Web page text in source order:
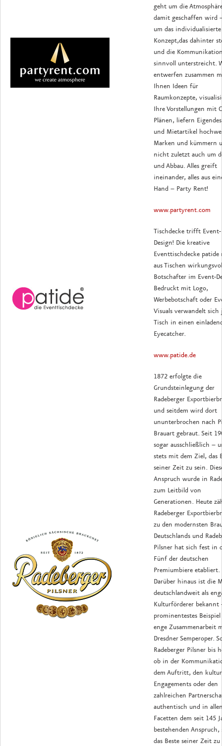
geht um die
damit geschaffen wird
um das individualisierte
Konzept,das dahinter
und die
sinnvoll unterstreicht.
entwerfen zusammen
Ihnen Ideen für
Raumkonzepte,
Ihre Vorstellungen mit
Plänen, liefern
und Mietartikel
Marken und kümmern
nicht zuletzt auch um
und Abbau. Alles greift
ineinander, alles aus
Hand – Party Rent!
www.partyrent.com
Tischdecke trifft Event-
Design! Die kreative
Eventtischdecke patide
aus Tischen
Botschafter im Event-
Bedruckt mit Logo,
Werbebotschaft oder
Visuals verwandelt sich
Tisch in einen
Eyecatcher.
www.patide.de
1872 erfolgte die
Grundsteinlegung der
Radeberger
und seitdem wird dort
ununterbrochen nach
Brauart gebraut. Seit
sogar ausschließlich –
stets mit dem Ziel, das
seiner Zeit zu sein.
Anspruch wurde in
zum Leitbild von
Generationen. Heute
Radeberger
zu den modernsten
Deutschlands und
Pilsner hat sich fest in
Fünf der deutschen
Premiumbiere etabliert.
Darüber hinaus ist die
deutschlandweit als
Kulturförderer bekannt
prominentestes
enge Zusammenarbeit
Dresdner Semperoper.
Radeberger Pilsner bis
ob in der
dem Auftritt, den
Engagements oder den
zahlreichen
authentisch und in
Facetten dem seit 145
bestehenden Anspruch,
das Beste seiner Zeit zu